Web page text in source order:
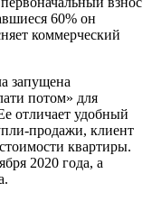
60% он
коммерческий
запущена
потом» для
отличает удобный
продажи, клиент
квартиры.
2020 года, а